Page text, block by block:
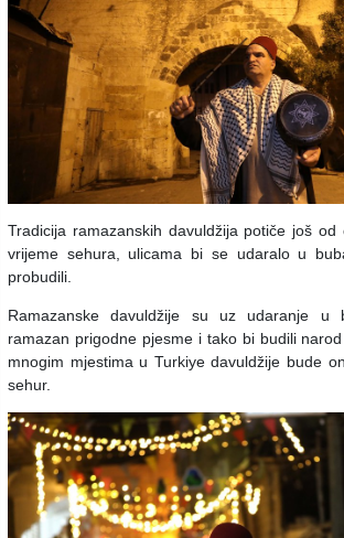
Tradicija ramazanskih davuldžija potiče još od
vrijeme sehura, ulicama bi se udaralo u
probudili.
Ramazanske davuldžije su uz udaranje u
ramazan prigodne pjesme i tako bi budili
mnogim mjestima u Turkiye davuldžije bude
sehur.